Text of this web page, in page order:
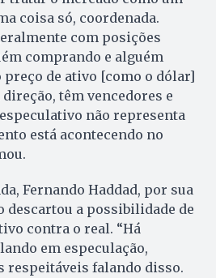
coisa só, coordenada.
com posições
comprando e alguém
preço de ativo [como o dólar]
têm vencedores e
não representa
está acontecendo no
Fernando Haddad, por sua
descartou a possibilidade de
contra o real. “Há
em especulação,
falando disso.